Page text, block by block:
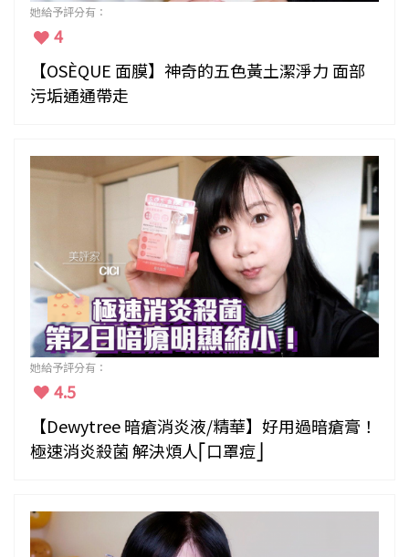
她給予評分有：
4
【OSÈQUE 面膜】神奇的五色黃土潔淨力 面部
污垢通通帶走
她給予評分有：
4.5
【Dewytree 暗瘡消炎液/精華】好用過暗瘡膏！
極速消炎殺菌 解決煩人⎡口罩痘⎦